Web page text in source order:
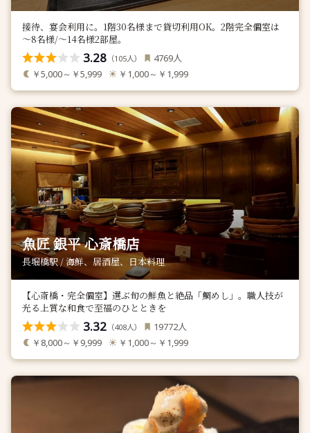
接待、宴会利用に。1階30名様まで貸切利用OK。2階完全個室は
～8名様/～14名様2部屋。
3.28 （105人） 4769人
￥5,000～￥5,999 ￥1,000～￥1,999
魚匠 銀平 心斎橋店
長堀橋駅 / 海鮮、居酒屋、日本料理
【心斎橋・完全個室】選ぶ旬の鮮魚と絶品「鯛めし」。職人技が
光る上質な和食で至福のひとときを
3.32 （408人） 19772人
￥8,000～￥9,999 ￥1,000～￥1,999